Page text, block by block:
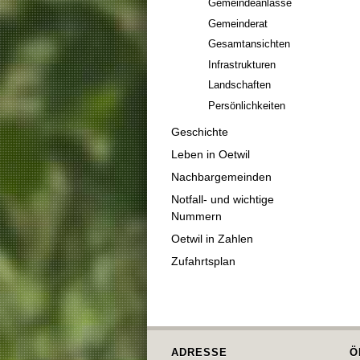
Gemeindeanlässe
Gemeinderat
Gesamtansichten
Infrastrukturen
Landschaften
Persönlichkeiten
Geschichte
Leben in Oetwil
Nachbargemeinden
Notfall- und wichtige
Nummern
Oetwil in Zahlen
Zufahrtsplan
ADRESSE